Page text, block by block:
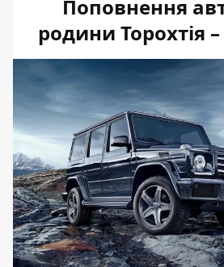
Поповнення
родини Торохтія